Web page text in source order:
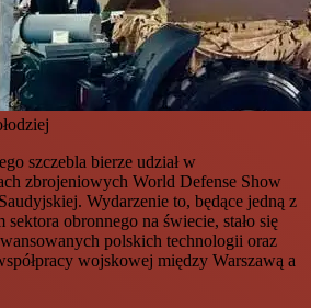
szczebla bierze udział w
zbrojeniowych World Defense Show
Wydarzenie to, będące jedną z
obronnego na świecie, stało się
polskich technologii oraz
wojskowej między Warszawą a